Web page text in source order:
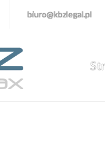
biuro@kbzlegal.pl